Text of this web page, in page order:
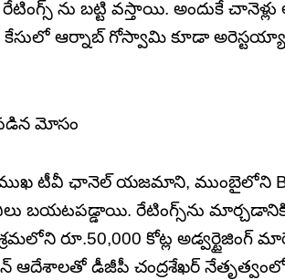
ను బట్టి వస్తాయి. అందుకే
ఆర్నాబ్ గోస్వామి కూడా
మోసం
టీవీ ఛానెల్ యజమాని, ముంబైలోని
బయటపడ్డాయి. రేటింగ్స్‌ను మార్చడానికి
రూ.50,000 కోట్ల అడ్వర్టైజింగ్
డీజీపీ చంద్రశేఖర్ నేతృత్వంలో